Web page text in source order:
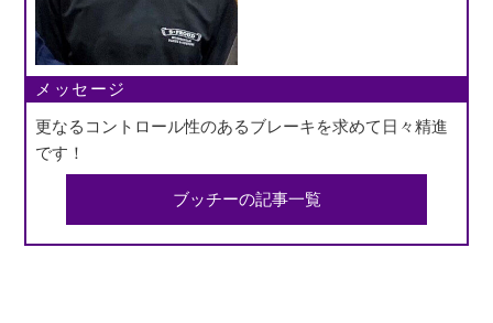
メッセージ
更なるコントロール性のあるブレーキを求めて日々精進
です！
ブッチーの記事一覧